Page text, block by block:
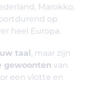
Marokko,
op
heel Europa.
taal, maar zijn
gewoonten van
een vlotte en